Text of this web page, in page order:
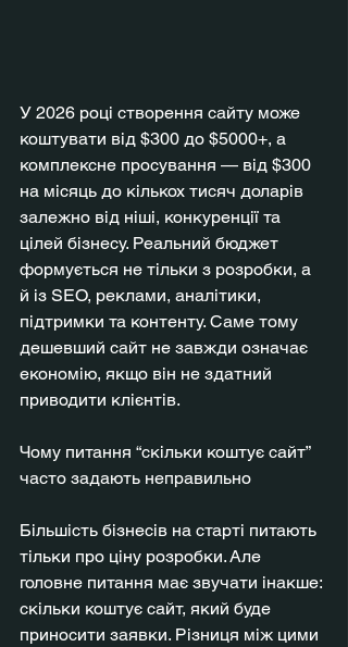
У 2026 році створення сайту може
коштувати від $300 до $5000+, а
комплексне просування — від $300
на місяць до кількох тисяч доларів
залежно від ніші, конкуренції та
цілей бізнесу. Реальний бюджет
формується не тільки з розробки, а
й із SEO, реклами, аналітики,
підтримки та контенту. Саме тому
дешевший сайт не завжди означає
економію, якщо він не здатний
приводити клієнтів.
Чому питання “скільки коштує сайт”
часто задають неправильно
Більшість бізнесів на старті питають
тільки про ціну розробки. Але
головне питання має звучати інакше:
скільки коштує сайт, який буде
приносити заявки. Різниця між цими